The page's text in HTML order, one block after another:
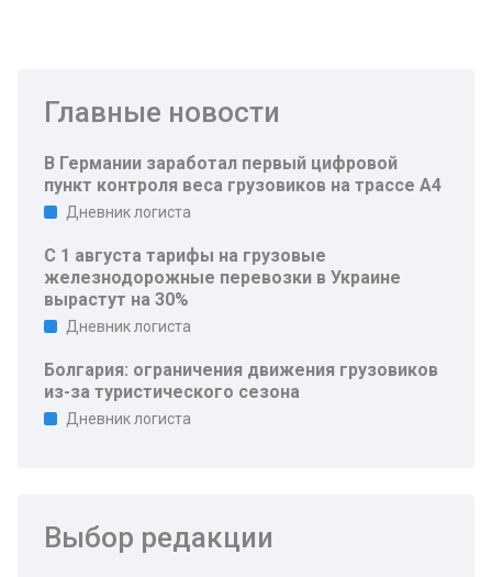
Главные новости
В Германии заработал первый цифровой
пункт контроля веса грузовиков на трассе A4
Дневник логиста
С 1 августа тарифы на грузовые
железнодорожные перевозки в Украине
вырастут на 30%
Дневник логиста
Болгария: ограничения движения грузовиков
из-за туристического сезона
Дневник логиста
Выбор редакции